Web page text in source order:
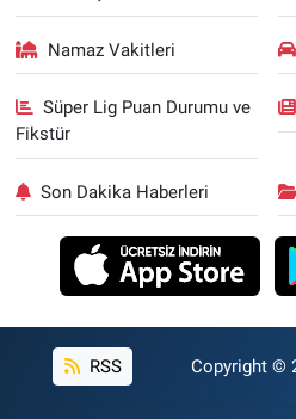
Namaz Vakitleri
Süper Lig Puan Durumu ve
Fikstür
Son Dakika Haberleri
RSS Copyright ©